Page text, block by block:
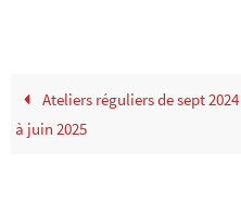
Ateliers réguliers de sept 2024
à juin 2025